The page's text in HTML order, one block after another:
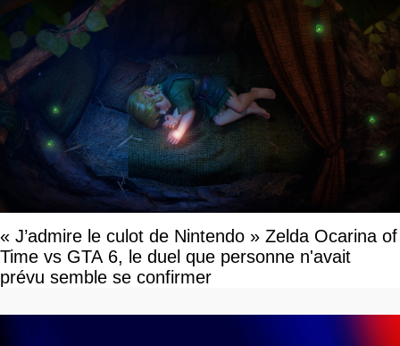
« J’admire le culot de Nintendo » Zelda Ocarina of
Time vs GTA 6, le duel que personne n'avait
prévu semble se confirmer